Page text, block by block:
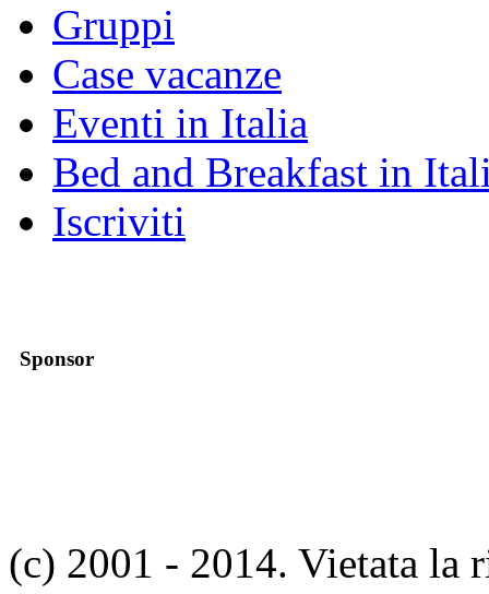
Gruppi
Case vacanze
Eventi in Italia
Bed and Breakfast in
Iscriviti
Sponsor
(c) 2001 - 2014. Vietata la